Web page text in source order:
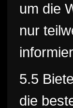
um die
nur
5.5
die